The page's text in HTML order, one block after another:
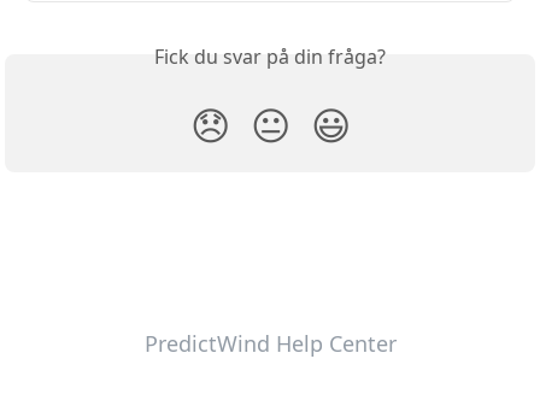
Fick du svar på din fråga?
😞 😐 😃
PredictWind Help Center